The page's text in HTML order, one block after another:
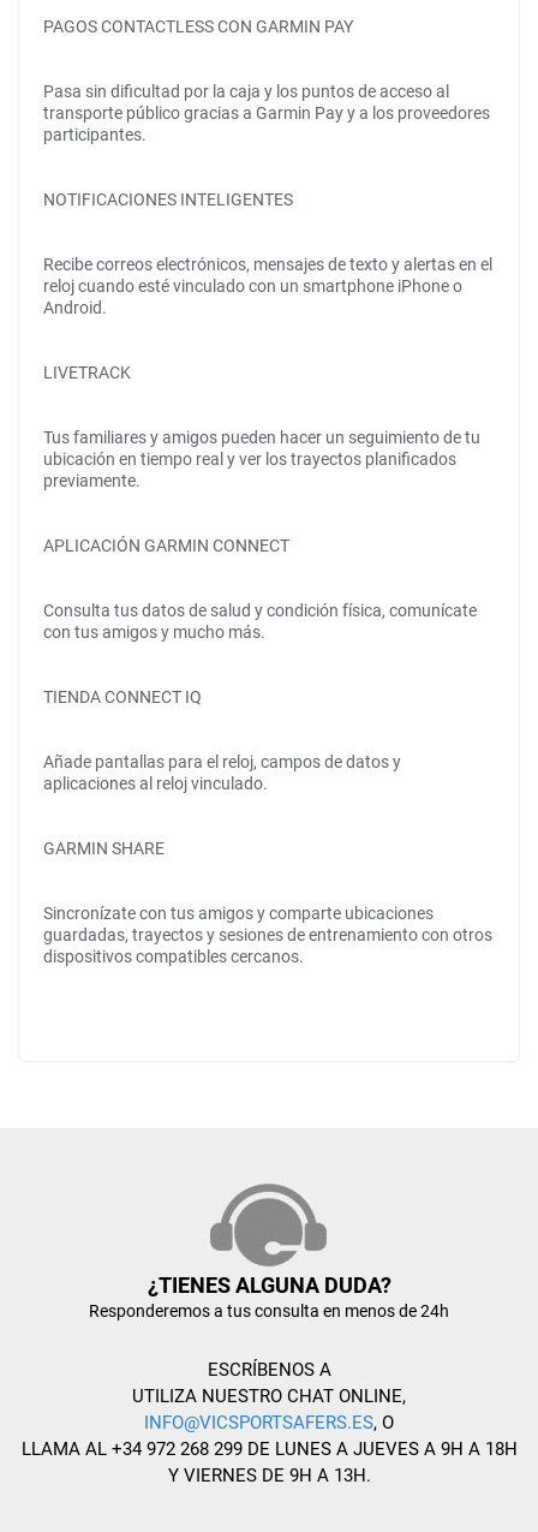
PAGOS CONTACTLESS CON GARMIN PAY
Pasa sin dificultad por la caja y los puntos de acceso al
transporte público gracias a Garmin Pay y a los proveedores
participantes.
NOTIFICACIONES INTELIGENTES
Recibe correos electrónicos, mensajes de texto y alertas en el
reloj cuando esté vinculado con un smartphone iPhone o
Android.
LIVETRACK
Tus familiares y amigos pueden hacer un seguimiento de tu
ubicación en tiempo real y ver los trayectos planificados
previamente.
APLICACIÓN GARMIN CONNECT
Consulta tus datos de salud y condición física, comunícate
con tus amigos y mucho más.
TIENDA CONNECT IQ
Añade pantallas para el reloj, campos de datos y
aplicaciones al reloj vinculado.
GARMIN SHARE
Sincronízate con tus amigos y comparte ubicaciones
guardadas, trayectos y sesiones de entrenamiento con otros
dispositivos compatibles cercanos.
¿TIENES ALGUNA DUDA?
Responderemos a tus consulta en menos de 24h
ESCRÍBENOS A
UTILIZA NUESTRO CHAT ONLINE,
INFO@VICSPORTSAFERS.ES, O
LLAMA AL +34 972 268 299 DE LUNES A JUEVES A 9H A 18H
Y VIERNES DE 9H A 13H.